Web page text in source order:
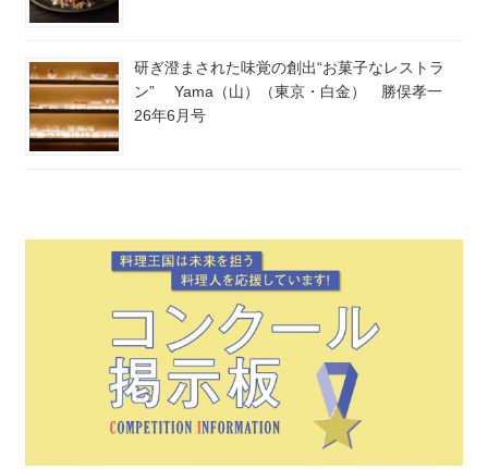
研ぎ澄まされた味覚の創出“お菓子なレストラ
ン” Yama（山）（東京・白金） 勝俣孝一
26年6月号